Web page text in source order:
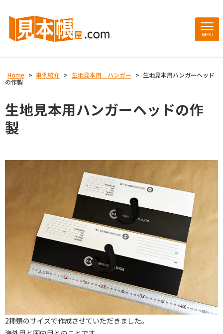
MENU
Home > 事例紹介 > 生地見本用 ハンガー > 生地見本用ハンガーヘッド
の作製
生地見本用ハンガーヘッドの作
製
2種類のサイズで作成させていただきました。